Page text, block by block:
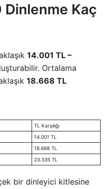
Kaç
14.001 TL –
Ortalama
18.668 TL
TL Karşılığı
14.001 TL
18.668 TL
23.335 TL
bir dinleyici kitlesine